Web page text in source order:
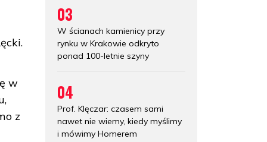
w
z
03
W ścianach kamienicy przy
rynku w Krakowie odkryto
ponad 100-letnie szyny
04
Prof. Klęczar: czasem sami
nawet nie wiemy, kiedy myślimy
i mówimy Homerem